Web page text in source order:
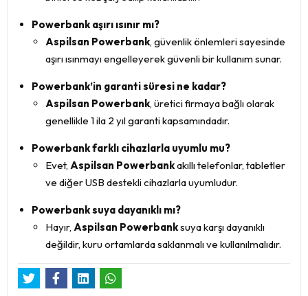
Powerbank aşırı ısınır mı?
Aspilsan Powerbank, güvenlik önlemleri sayesinde
aşırı ısınmayı engelleyerek güvenli bir kullanım sunar.
Powerbank’in garanti süresi ne kadar?
Aspilsan Powerbank, üretici firmaya bağlı olarak
genellikle 1 ila 2 yıl garanti kapsamındadır.
Powerbank farklı cihazlarla uyumlu mu?
Evet, Aspilsan Powerbankakıllı telefonlar, tabletler
ve diğer USB destekli cihazlarla uyumludur.
Powerbank suya dayanıklı mı?
Hayır, Aspilsan Powerbanksuya karşı dayanıklı
değildir, kuru ortamlarda saklanmalı ve kullanılmalıdır.